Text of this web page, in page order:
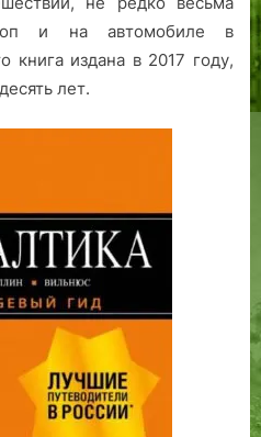
и на автомобиле в
книга издана в 2017 году,
лет.